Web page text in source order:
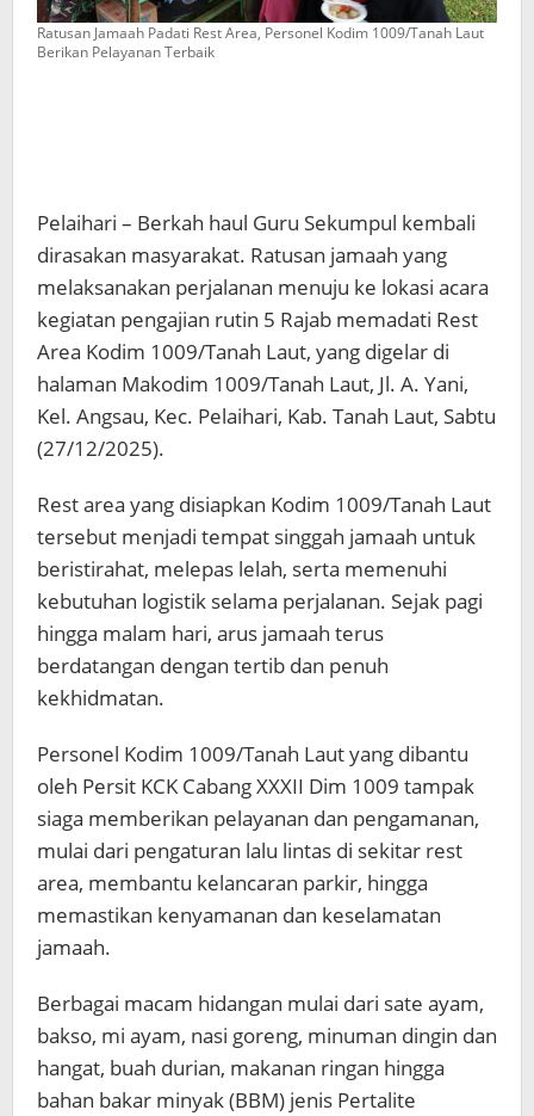
Ratusan Jamaah Padati Rest Area, Personel Kodim 1009/Tanah Laut
Berikan Pelayanan Terbaik
Pelaihari – Berkah haul Guru Sekumpul kembali
dirasakan masyarakat. Ratusan jamaah yang
melaksanakan perjalanan menuju ke lokasi acara
kegiatan pengajian rutin 5 Rajab memadati Rest
Area Kodim 1009/Tanah Laut, yang digelar di
halaman Makodim 1009/Tanah Laut, Jl. A. Yani,
Kel. Angsau, Kec. Pelaihari, Kab. Tanah Laut, Sabtu
(27/12/2025).
Rest area yang disiapkan Kodim 1009/Tanah Laut
tersebut menjadi tempat singgah jamaah untuk
beristirahat, melepas lelah, serta memenuhi
kebutuhan logistik selama perjalanan. Sejak pagi
hingga malam hari, arus jamaah terus
berdatangan dengan tertib dan penuh
kekhidmatan.
Personel Kodim 1009/Tanah Laut yang dibantu
oleh Persit KCK Cabang XXXII Dim 1009 tampak
siaga memberikan pelayanan dan pengamanan,
mulai dari pengaturan lalu lintas di sekitar rest
area, membantu kelancaran parkir, hingga
memastikan kenyamanan dan keselamatan
jamaah.
Berbagai macam hidangan mulai dari sate ayam,
bakso, mi ayam, nasi goreng, minuman dingin dan
hangat, buah durian, makanan ringan hingga
bahan bakar minyak (BBM) jenis Pertalite